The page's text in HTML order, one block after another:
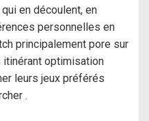
en découlent, en
personnelles en
principalement pore sur
itinérant optimisation
leurs jeux préférés
.